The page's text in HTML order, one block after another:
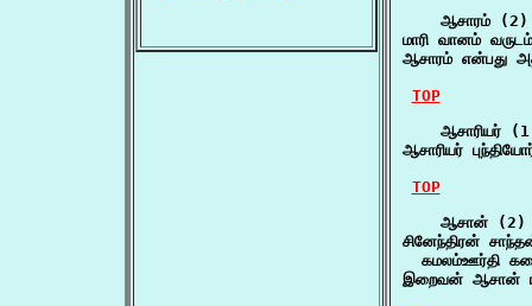
    ஆசாரம் (2)
மாரி வானம்
ஆசாரம் என்பது
TOP
ஆசாரியர்
ஆசாரியர்
TOP
    ஆசான் (2)
சினேந்திரன்
கமலம்ஊர்தி
இறைவன் ஆசான்